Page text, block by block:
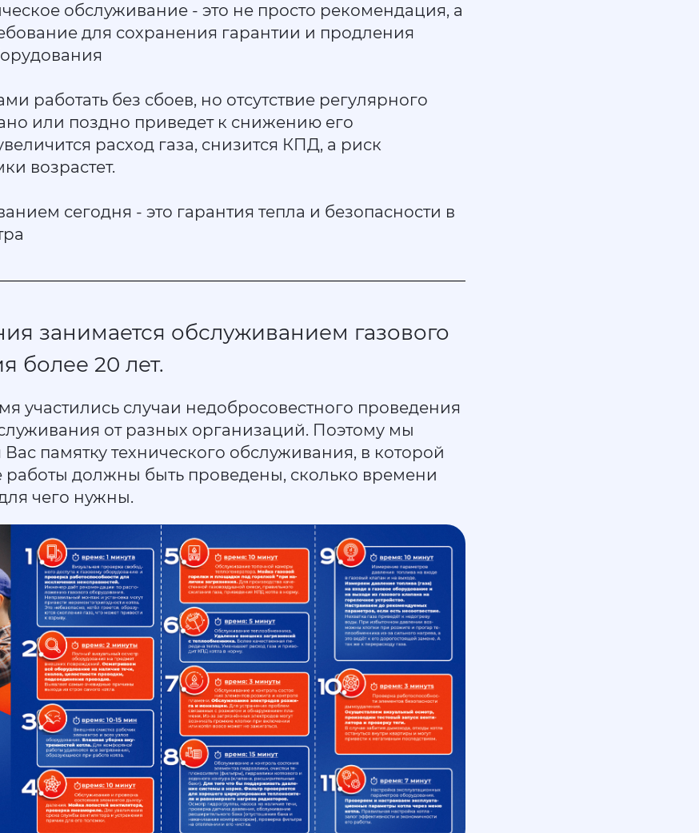
обслуживание - это не просто рекомендация, а
для сохранения гарантии и продления
работать без сбоев, но отсутствие регулярного
или поздно приведет к снижению его
расход газа, снизится КПД, а риск
возрастет.
сегодня - это гарантия тепла и безопасности в
занимается обслуживанием газового
более 20 лет.
участились случаи недобросовестного проведения
от разных организаций. Поэтому мы
памятку технического обслуживания, в которой
работы должны быть проведены, сколько времени
чего нужны.